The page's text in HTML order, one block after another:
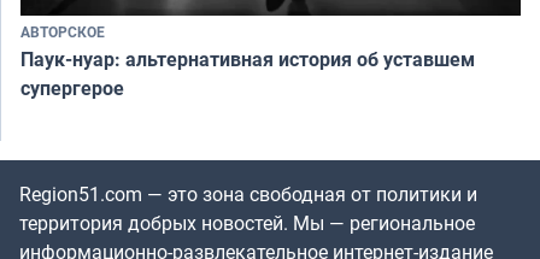
АВТОРСКОЕ
Паук-нуар: альтернативная история об уставшем
супергерое
Region51.com — это зона свободная от политики и
территория добрых новостей. Мы — региональное
информационно-развлекательное интернет-издание